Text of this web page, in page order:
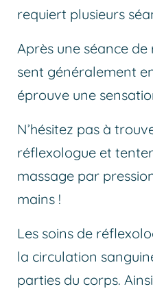
requiert plusieurs
Après une séance
sent généralement
éprouve une
N’hésitez pas à
réflexologue et
massage par
mains !
Les soins de
la circulation
parties du corps.